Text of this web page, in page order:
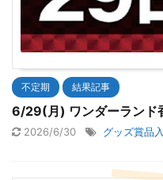
不定期 結果記事
6/29(月) ワンダーランド
2026/6/30 グッズ賞品